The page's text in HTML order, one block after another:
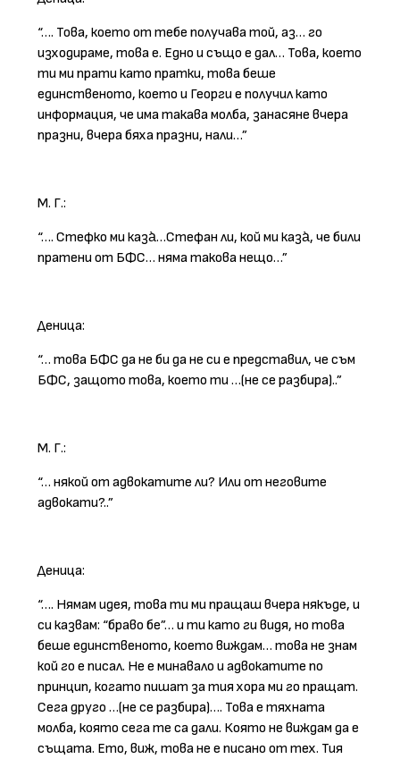
“…. Това, което от тебе получава той, аз… го
изходираме, това е. Едно и също е дал… Това, което
ти ми прати като пратки, това беше
единственото, което и Георги е получил като
информация, че има такава молба, занасяне вчера
празни, вчера бяха празни, нали…”
М. Г.:
“…. Стефко ми каза̀…Стефан ли, кой ми каза̀, че били
пратени от БФС… няма такова нещо…”
Деница:
“… това БФС да не би да не си е представил, че съм
БФС, защото това, което ти …(не се разбира)..”
М. Г.:
“… някой от адвокатите ли? Или от неговите
адвокати?..”
Деница:
“…. Нямам идея, това ти ми пращаш вчера някъде, и
си казвам: “браво бе”… и ти като ги видя, но това
беше единственото, което виждам… това не знам
кой го е писал. Не е минавало и адвокатите по
принцип, когато пишат за тия хора ми го пращат.
Сега друго …(не се разбира)…. Това е тяхната
молба, която сега те са дали. Която не виждам да е
същата. Ето, виж, това не е писано от тех. Тия